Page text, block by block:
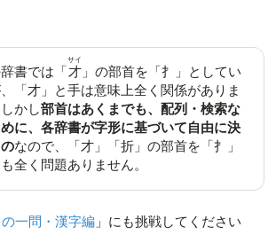
書では「才
サイ
」の部首を「扌」としてい
「才」と手は意味上全く関係がありま
かし部首はあくまでも、配列・検索な
に、各辞書が字形に基づいて自由に決
なので、「才」「折」の部首を「扌」
全く問題ありません。
一問・漢字編」にも挑戦してください